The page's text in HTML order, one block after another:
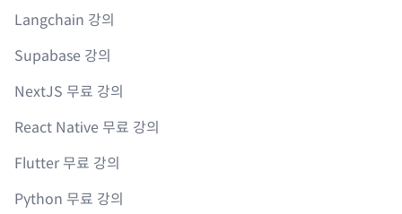
Langchain 강의
Supabase 강의
NextJS 무료 강의
React Native 무료 강의
Flutter 무료 강의
Python 무료 강의